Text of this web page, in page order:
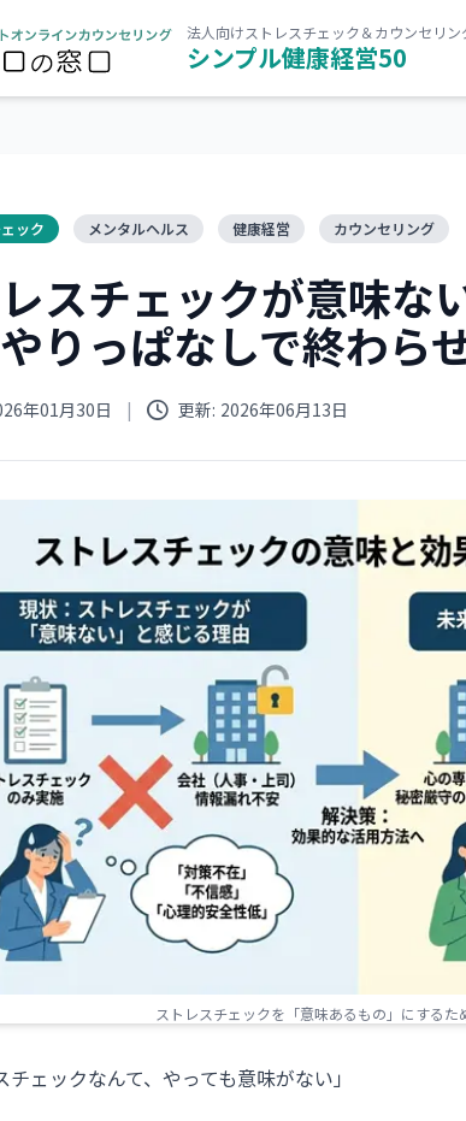
法人向けストレスチェック＆カウンセリン
シンプル健康経営50
ック メンタルヘルス 健康経営 カウンセリング
スチェックが意味な
りっぱなしで終わら
年01月30日 | 更新: 2026年06月13日
ストレスチェックを「意味あるもの」にするた
チェックなんて、やっても意味がない」